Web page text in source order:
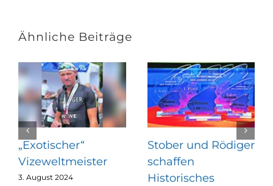
Ähnliche Beiträge
„Exotischer“
Vizeweltmeister
3. August 2024
Stober und Rödiger
schaffen
Historisches